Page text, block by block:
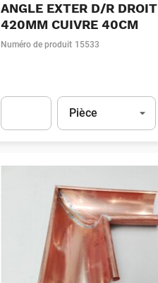
ANGLE EXTER D/R DROIT
420MM CUIVRE 40CM
Numéro de produit 15533
Unité
Pièce